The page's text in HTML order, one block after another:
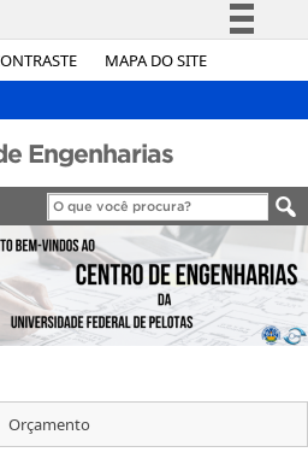
MAPA DO SITE
Simplifique!
Acesso à informação
Legislação
Canais
Engenharias
Orçamento